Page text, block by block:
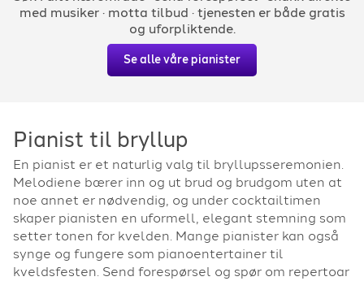
med musiker · motta tilbud · tjenesten er både gratis
og uforpliktende.
Se alle våre pianister
Pianist til bryllup
En pianist er et naturlig valg til bryllupsseremonien.
Melodiene bærer inn og ut brud og brudgom uten at
noe annet er nødvendig, og under cocktailtimen
skaper pianisten en uformell, elegant stemning som
setter tonen for kvelden. Mange pianister kan også
synge og fungere som pianoentertainer til
kveldsfesten. Send forespørsel og spør om repertoar